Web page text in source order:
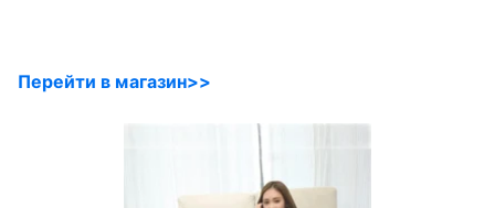
Перейти в магазин>>